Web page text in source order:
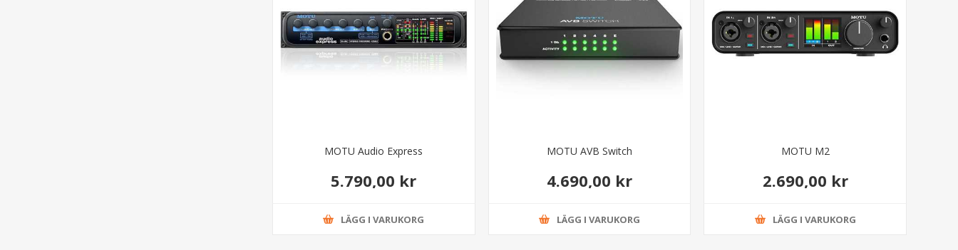
MOTU Audio Express
5.790,00 kr
LÄGG I VARUKORG
MOTU AVB Switch
4.690,00 kr
LÄGG I VARUKORG
MOTU M2
2.690,00 kr
LÄGG I VARUKORG